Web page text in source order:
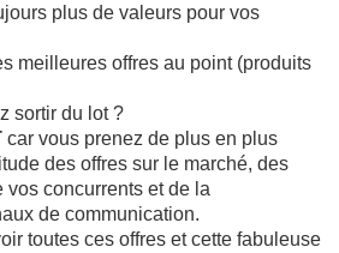
plus de valeurs pour vos
meilleures offres au point (produits
sortir du lot ?
car vous prenez de plus en plus
des offres sur le marché, des
concurrents et de la
de communication.
toutes ces offres et cette fabuleuse